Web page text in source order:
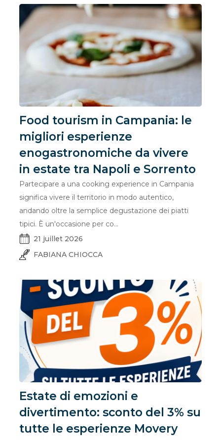
Food tourism in Campania: le
migliori esperienze
enogastronomiche da vivere
in estate tra Napoli e Sorrento
Partecipare a una cooking experience in Campania
significa vivere il territorio in modo autentico,
andando oltre la semplice degustazione dei piatti
tipici. È un'occasione per co...
21 juillet 2026
FABIANA CHIOCCA
Estate di emozioni e
divertimento: sconto del 3% su
tutte le esperienze Movery